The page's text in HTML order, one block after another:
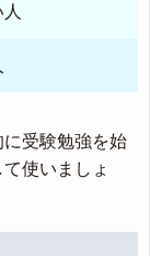
受験勉強を始
使いましょ